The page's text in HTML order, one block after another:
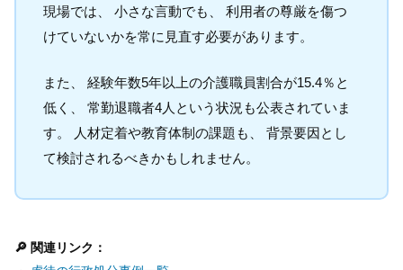
現場では、 小さな言動でも、 利用者の尊厳を傷つ
けていないかを常に見直す必要があります。
また、 経験年数5年以上の介護職員割合が15.4％と
低く、 常勤退職者4人という状況も公表されていま
す。 人材定着や教育体制の課題も、 背景要因とし
て検討されるべきかもしれません。
🔎 関連リンク：